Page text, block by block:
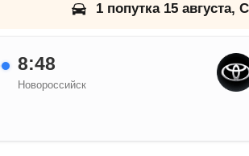
1 попутка 15 августа,
8:48
Новороссийск